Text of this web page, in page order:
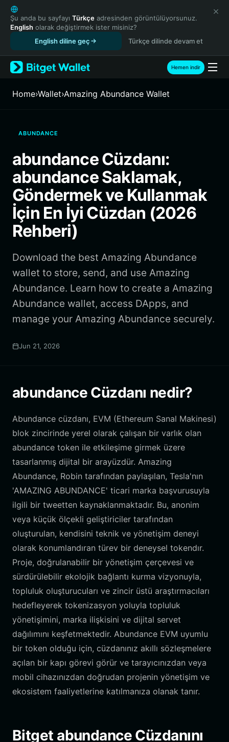
English
日本語
Tiếng Việt
Español (Latinoamérica)
Türkçe
Français
繁體中文
Bahasa Indonesia
ภาษาไทย
हिन्दी
Español
Português (Brasil)
Español (Argentina)
Şu anda bu sayfayı Türkçe adresinden görüntülüyorsunuz.
English olarak değiştirmek ister misiniz?
English diline geç
Türkçe dilinde devam et
Hemen indir
Home›Wallet›Amazing Abundance Wallet
ABUNDANCE
abundance Cüzdanı:
abundance Saklamak,
Göndermek ve Kullanmak
İçin En İyi Cüzdan (2026
Rehberi)
Download the best Amazing Abundance
wallet to store, send, and use Amazing
Abundance. Learn how to create a Amazing
Abundance wallet, access DApps, and
manage your Amazing Abundance securely.
Jun 21, 2026
abundance Cüzdanı nedir?
Abundance cüzdanı, EVM (Ethereum Sanal Makinesi)
blok zincirinde yerel olarak çalışan bir varlık olan
abundance token ile etkileşime girmek üzere
tasarlanmış dijital bir arayüzdür. Amazing
Abundance, Robin tarafından paylaşılan, Tesla'nın
'AMAZING ABUNDANCE' ticari marka başvurusuyla
ilgili bir tweetten kaynaklanmaktadır. Bu, anonim
veya küçük ölçekli geliştiriciler tarafından
oluşturulan, kendisini teknik ve yönetişim deneyi
olarak konumlandıran türev bir deneysel tokendır.
Proje, doğrulanabilir bir yönetişim çerçevesi ve
sürdürülebilir ekolojik bağlantı kurma vizyonuyla,
topluluk oluşturucuları ve zincir üstü araştırmacıları
hedefleyerek tokenizasyon yoluyla topluluk
yönetişimini, marka ilişkisini ve dijital servet
dağılımını keşfetmektedir. Abundance EVM uyumlu
bir token olduğu için, cüzdanınız akıllı sözleşmelere
açılan bir kapı görevi görür ve tarayıcınızdan veya
mobil cihazınızdan doğrudan projenin yönetişim ve
ekosistem faaliyetlerine katılmanıza olanak tanır.
Bitget abundance Cüzdanını